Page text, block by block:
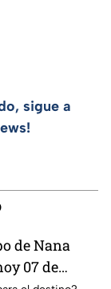
sigue a
de Nana
07 de